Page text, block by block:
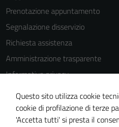
Prenotazione appuntamento
Segnalazione disservizio
Richiesta assistenza
Amministrazione trasparente
Informativa privacy
Cookie Policy
Note legali
Dichiarazione di accessibilità
Questo sito utilizza cookie
cookie di profilazione di terze
'Accetta tutti' si presta il